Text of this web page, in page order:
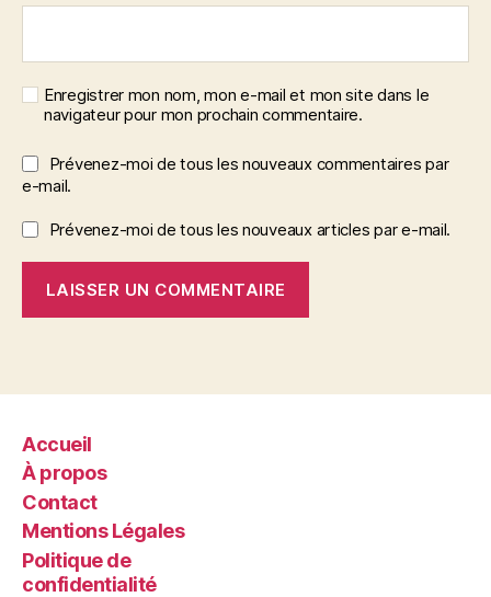
Enregistrer mon nom, mon e-mail et mon site dans le
navigateur pour mon prochain commentaire.
Prévenez-moi de tous les nouveaux commentaires par
e-mail.
Prévenez-moi de tous les nouveaux articles par e-mail.
Accueil
À propos
Contact
Mentions Légales
Politique de
confidentialité